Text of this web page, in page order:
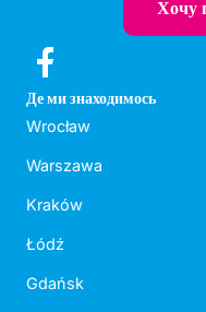
Хочу
Де ми знаходимось
Wrocław
Warszawa
Kraków
Łódź
Gdańsk